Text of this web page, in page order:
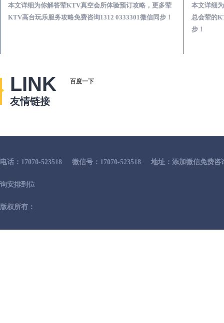
本文详细为你解答荤KTV真空会所体验预订攻略，更多荤
KTV高台玩乐服务攻略免费咨询1312 0333301微信同步！
本文详细
总会荤的
步！
LINK
友情链接
百度一下
电话：17070-523518 微信号：17070-523518 地址：添加微信免费
询安排到位
版权所有：